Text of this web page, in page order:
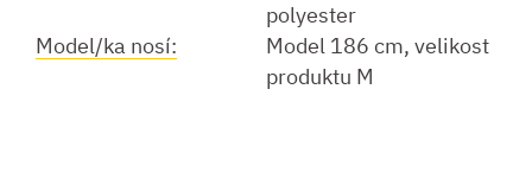
polyester
Model/ka nosí:
Model 186 cm, velikost
produktu M